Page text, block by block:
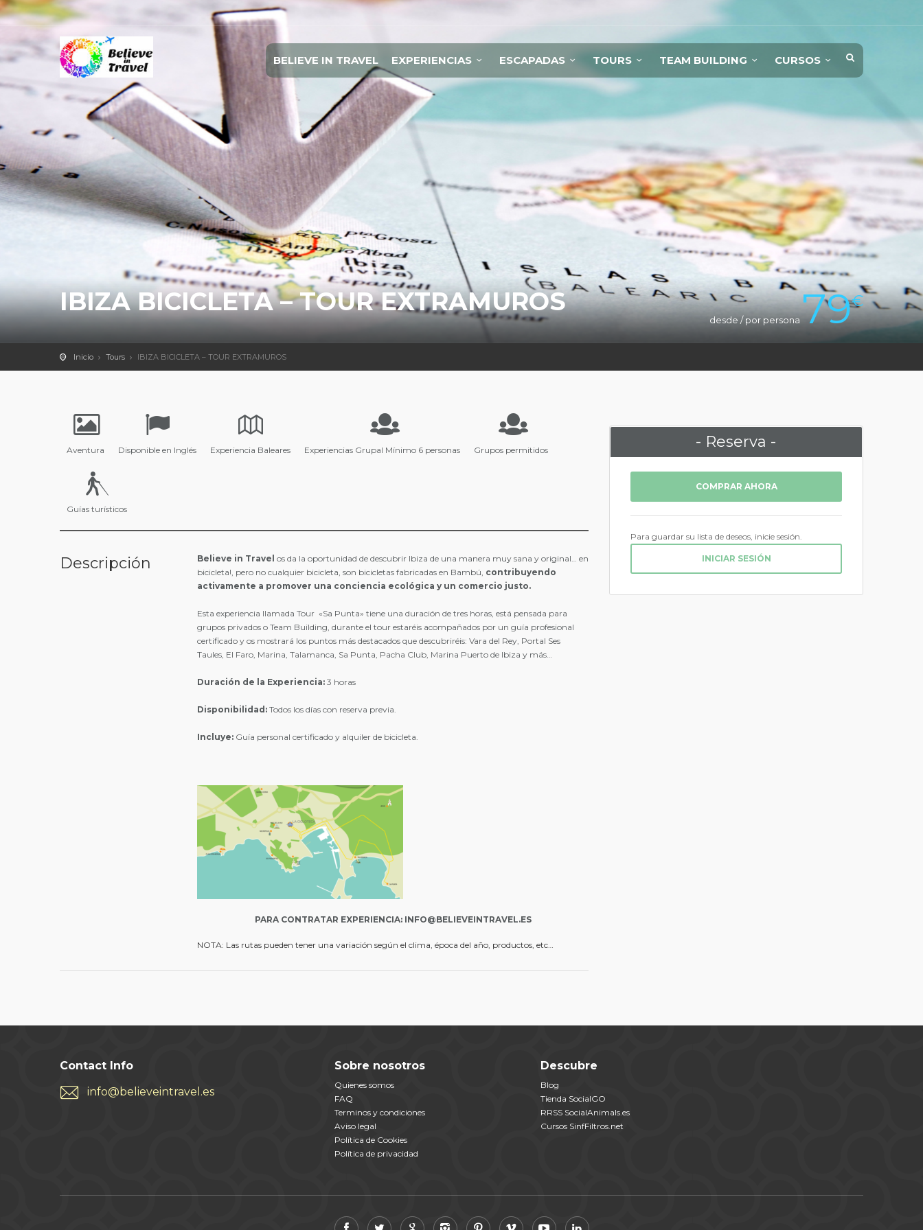
BELIEVE IN TRAVEL EXPERIENCIAS ESCAPADAS TOURS TEAM BUILDING CURSOS
IBIZA BICICLETA – TOUR EXTRAMUROS
desde / por persona 79€
Inicio Tours IBIZA BICICLETA – TOUR EXTRAMUROS
Aventura Disponible en Inglés Experiencia Baleares Experiencias Grupal Mínimo 6 personas Grupos permitidos
Guías turísticos
Descripción Believe in Travel os da la oportunidad de descubrir Ibiza de una manera muy sana y original… en
bicicleta!, pero no cualquier bicicleta, son bicicletas fabricadas en Bambú, contribuyendo
activamente a promover una conciencia ecológica y un comercio justo.
Esta experiencia llamada Tour «Sa Punta» tiene una duración de tres horas, está pensada para
grupos privados o Team Building, durante el tour estaréis acompañados por un guía profesional
certificado y os mostrará los puntos más destacados que descubriréis: Vara del Rey, Portal Ses
Taules, El Faro, Marina, Talamanca, Sa Punta, Pacha Club, Marina Puerto de Ibiza y más…
Duración de la Experiencia: 3 horas
Disponibilidad: Todos los días con reserva previa.
Incluye: Guía personal certificado y alquiler de bicicleta.
PARA CONTRATAR EXPERIENCIA: INFO@BELIEVEINTRAVEL.ES
NOTA: Las rutas pueden tener una variación según el clima, época del año, productos, etc…
- Reserva -
COMPRAR AHORA
Para guardar su lista de deseos, inicie sesión.
INICIAR SESIÓN
Contact Info
info@believeintravel.es
Sobre nosotros
Quienes somos
FAQ
Terminos y condiciones
Aviso legal
Política de Cookies
Política de privacidad
Descubre
Blog
Tienda SocialGO
RRSS SocialAnimals.es
Cursos SinfFiltros.net